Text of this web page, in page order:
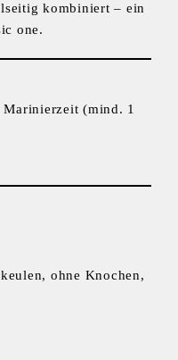
kombiniert – ein
one.
(mind. 1
ohne Knochen,